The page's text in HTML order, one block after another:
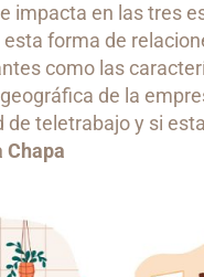
impacta en las tres
forma de
como las
de la
de teletrabajo y si
Chapa